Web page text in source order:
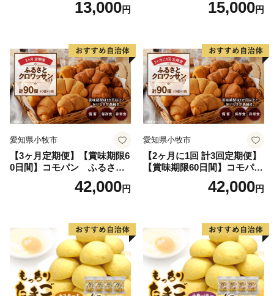
非常食 防災グッズにも
13,000円 15,000円
愛知県小牧市
【3ヶ月定期便】【賞味期限6
0日間】コモパン ふるさと
クロワッサンセット（計90
個）／災害用備蓄 保存食 非
42,000円
愛知県小牧市
【2ヶ月に1回 計3回定期便】
【賞味期限60日間】コモパ
ン ふるさとクロワッサンセ
ット（計90個）／災害用備蓄
42,000円